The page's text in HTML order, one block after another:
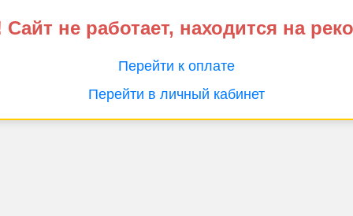
не работает, находится на
Перейти к оплате
Перейти в личный кабинет